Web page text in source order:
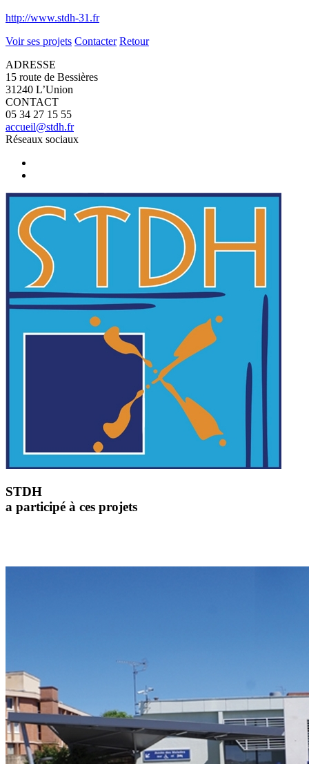
http://www.stdh-31.fr
Voir ses projets Contacter Retour
ADRESSE
15 route de Bessières
31240 L’Union
CONTACT
05 34 27 15 55
accueil@stdh.fr
Réseaux sociaux
STDH
a participé à ces projets